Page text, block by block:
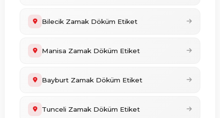
Bilecik Zamak Döküm Etiket
Manisa Zamak Döküm Etiket
Bayburt Zamak Döküm Etiket
Tunceli Zamak Döküm Etiket